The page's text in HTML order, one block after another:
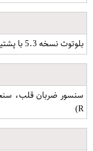
بلوتوث نسخه 5.3 با پشتیبانی از مکالمه بلوتوثی
R)